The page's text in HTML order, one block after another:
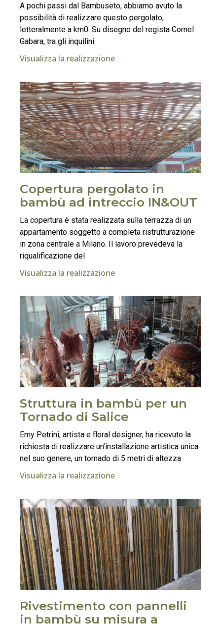
A pochi passi dal Bambuseto, abbiamo avuto la
possibilità di realizzare questo pergolato,
letteralmente a km0. Su disegno del regista Cornel
Gabara, tra gli inquilini
Visualizza la realizzazione
Copertura pergolato in
bambù ad intreccio IN&OUT
La copertura è stata realizzata sulla terrazza di un
appartamento soggetto a completa ristrutturazione
in zona centrale a Milano. Il lavoro prevedeva la
riqualificazione del
Visualizza la realizzazione
Struttura in bambù per un
Tornado di Salice
Emy Petrini, artista e floral designer, ha ricevuto la
richiesta di realizzare un’installazione artistica unica
nel suo genere, un tornado di 5 metri di altezza
Visualizza la realizzazione
Rivestimento con pannelli
in bambù su misura a